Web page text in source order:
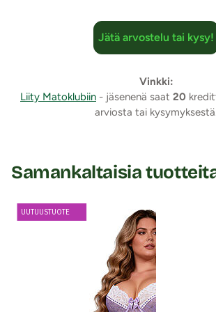
Jätä arvostelu tai kysy!
Vinkki:
Liity Matoklubiin - jäsenenä saat 20
arviosta tai
Samankaltaisia
UUTUUSTUOTE